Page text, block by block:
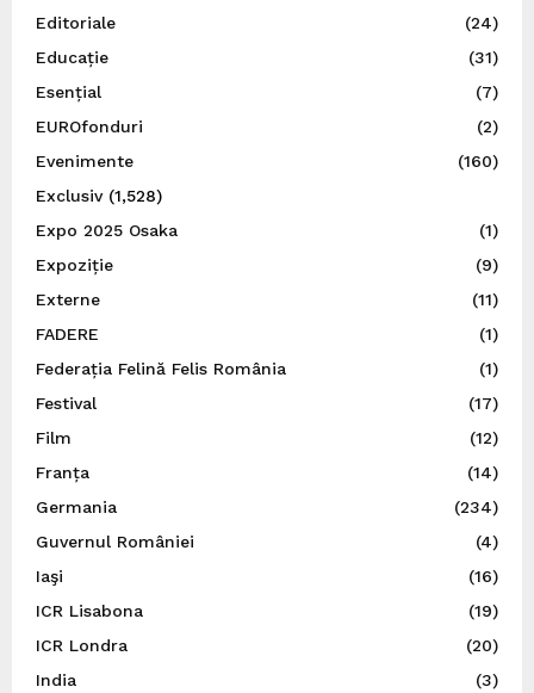
Editoriale
(24)
Educație
(31)
Esențial
(7)
EUROfonduri
(2)
Evenimente
(160)
Exclusiv(1,528)
Expo 2025 Osaka
(1)
Expoziție
(9)
Externe
(11)
FADERE
(1)
Federația Felină Felis România
(1)
Festival
(17)
Film
(12)
Franța
(14)
Germania
(234)
Guvernul României
(4)
Iaşi
(16)
ICR Lisabona
(19)
ICR Londra
(20)
India
(3)